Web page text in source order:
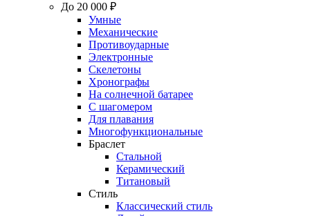
До 20 000 ₽
Умные
Механические
Противоударные
Электронные
Скелетоны
Хронографы
На солнечной батарее
С шагомером
Для плавания
Многофункциональные
Браслет
Стальной
Керамический
Титановый
Стиль
Классический стиль